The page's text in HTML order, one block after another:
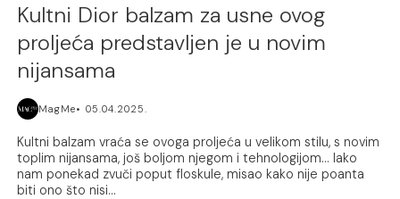
Kultni Dior balzam za usne ovog
proljeća predstavljen je u novim
nijansama
MagMe 05.04.2025.
Kultni balzam vraća se ovoga proljeća u velikom stilu, s novim
toplim nijansama, još boljom njegom i tehnologijom... Iako
nam ponekad zvuči poput floskule, misao kako nije poanta
biti ono što nisi...